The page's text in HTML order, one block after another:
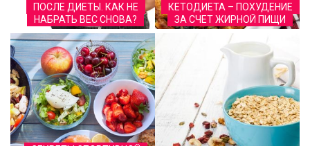
ПОСЛЕ ДИЕТЫ. КАК НЕ
НАБРАТЬ ВЕС СНОВА?
КЕТОДИЕТА – ПОХУДЕНИЕ
ЗА СЧЕТ ЖИРНОЙ ПИЩИ